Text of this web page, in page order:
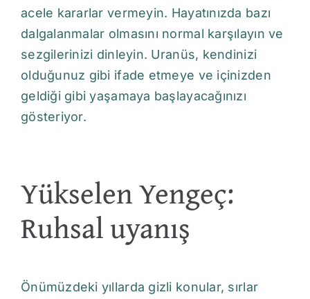
acele kararlar vermeyin. Hayatınızda bazı
dalgalanmalar olmasını normal karşılayın ve
sezgilerinizi dinleyin. Uranüs, kendinizi
olduğunuz gibi ifade etmeye ve içinizden
geldiği gibi yaşamaya başlayacağınızı
gösteriyor.
Yükselen Yengeç:
Ruhsal uyanış
Önümüzdeki yıllarda gizli konular, sırlar